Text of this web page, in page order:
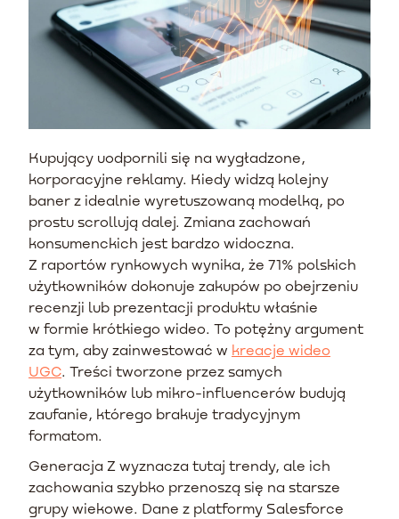
Kupujący uodpornili się na wygładzone,
korporacyjne reklamy. Kiedy widzą kolejny
baner z idealnie wyretuszowaną modelką, po
prostu scrollują dalej. Zmiana zachowań
konsumenckich jest bardzo widoczna.
Z raportów rynkowych wynika, że 71% polskich
użytkowników dokonuje zakupów po obejrzeniu
recenzji lub prezentacji produktu właśnie
w formie krótkiego wideo. To potężny argument
za tym, aby zainwestować w kreacje wideo
UGC. Treści tworzone przez samych
użytkowników lub mikro-influencerów budują
zaufanie, którego brakuje tradycyjnym
formatom.
Generacja Z wyznacza tutaj trendy, ale ich
zachowania szybko przenoszą się na starsze
grupy wiekowe. Dane z platformy Salesforce